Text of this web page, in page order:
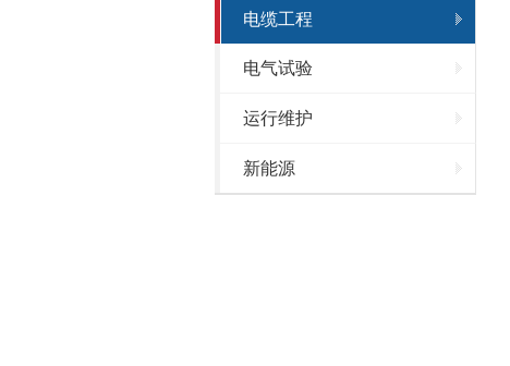
电缆工程
电气试验
运行维护
新能源